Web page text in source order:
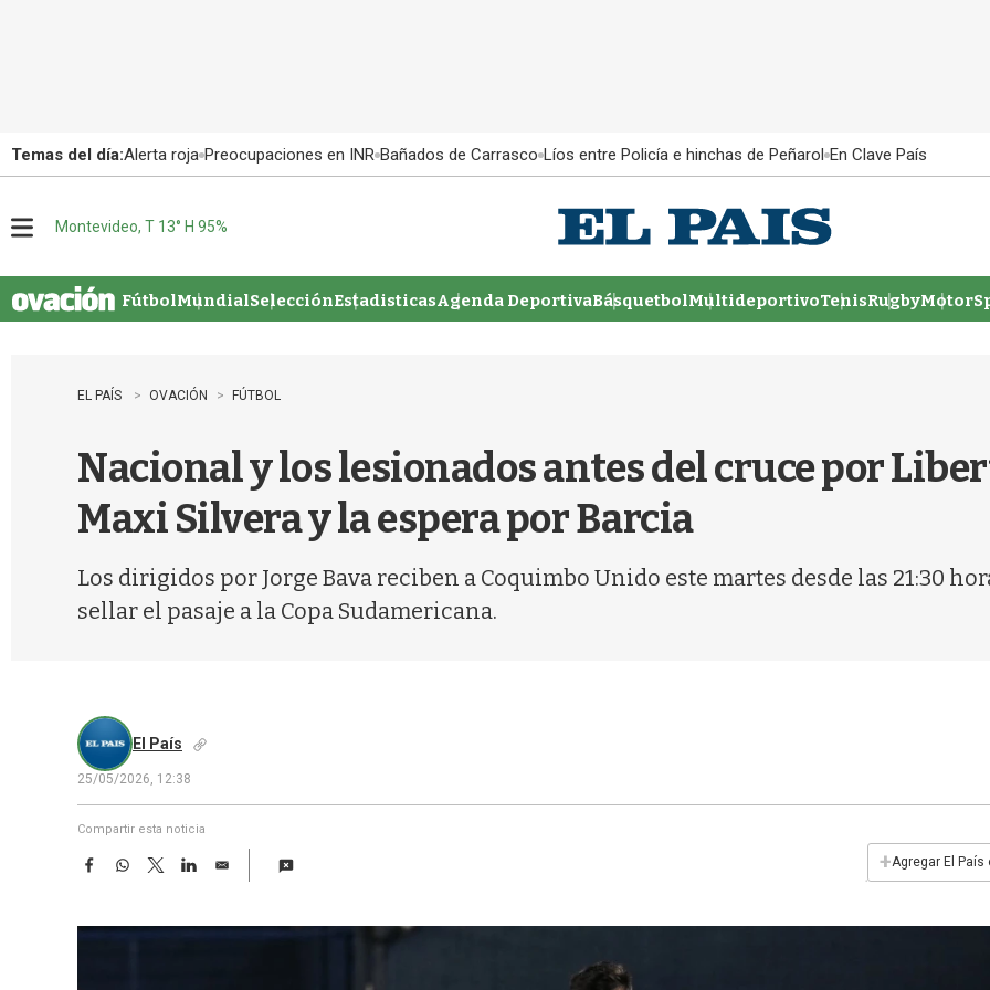
Temas del día:Alerta roja Preocupaciones en INR Bañados de Carrasco Líos entre Policía e hinchas de Peñarol En Clave País
u
Montevideo, T 13° H 95%
FútbolMundialSelecciónEstadisticasAgenda DeportivaBásquetbolMultideportivoTenisRugby
EL PAÍS OVACIÓN FÚTBOL
Nacional y los lesionados antes del cruce por
Maxi Silvera y la espera por Barcia
Los dirigidos por Jorge Bava reciben a Coquimbo Unido este martes desde las 21:30
sellar el pasaje a la Copa Sudamericana.
El País
25/05/2026, 12:38
Compartir esta noticia
F
e
W
t
T
w
t
L
k
E
i
+Agregar El País